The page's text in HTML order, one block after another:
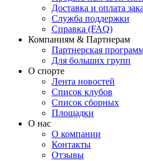
Доставка и оплата
Служба поддержки
Справка (FAQ)
Компаниям & Партнерам
Партнерская
Для больших групп
О спорте
Лента новостей
Список клубов
Список сборных
Площадки
О нас
О компании
Контакты
Отзывы